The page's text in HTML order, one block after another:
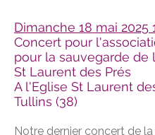
Dimanche 18 mai 2025
Concert pour
pour la sauvegarde de
St Laurent des Prés
A l'Eglise St Laurent
Tullins (38)
Notre dernier concert de la